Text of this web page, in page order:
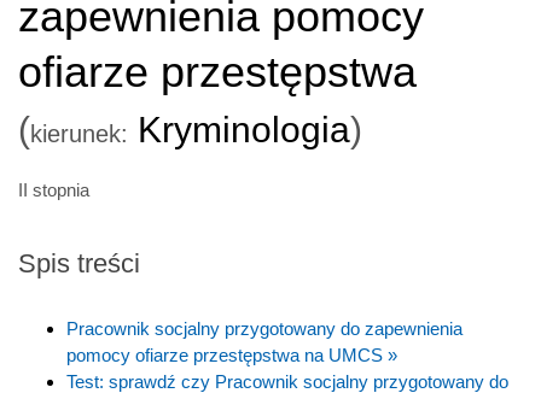
zapewnienia pomocy
ofiarze przestępstwa
(kierunek: Kryminologia)
II stopnia
Spis treści
Pracownik socjalny przygotowany do zapewnienia
pomocy ofiarze przestępstwa na UMCS »
Test: sprawdź czy Pracownik socjalny przygotowany do